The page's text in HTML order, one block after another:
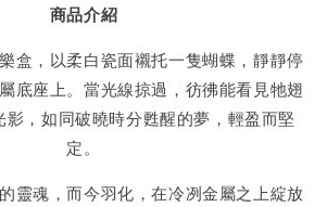
商品介紹
盒，以柔白瓷面襯托一隻蝴蝶，靜靜停
底座上。當光線掠過，彷彿能看見牠翅
影，如同破曉時分甦醒的夢，輕盈而堅
定。
靈魂，而今羽化，在冷冽金屬之上綻放